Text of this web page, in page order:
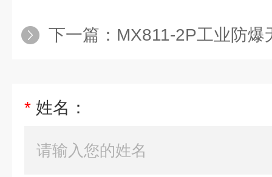
下一篇： MX811-2P工业防爆
* 姓名：